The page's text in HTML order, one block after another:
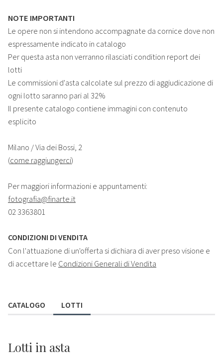
NOTE IMPORTANTI
Le opere non si intendono accompagnate da cornice dove non
espressamente indicato in catalogo
Per questa asta non verranno rilasciati condition report dei
lotti
Le commissioni d'asta calcolate sul prezzo di aggiudicazione di
ogni lotto saranno pari al 32%
Il presente catalogo contiene immagini con contenuto
esplicito
Milano / Via dei Bossi, 2
(come raggiungerci)
Per maggiori informazioni e appuntamenti:
fotografia@finarte.it
02 3363801
CONDIZIONI DI VENDITA
Con l'attuazione di un'offerta si dichiara di aver preso visione e
di accettare le Condizioni Generali di Vendita
CATALOGO LOTTI
Lotti in asta